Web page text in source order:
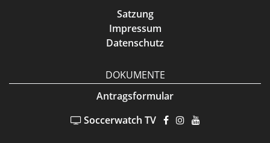
Satzung
Impressum
Datenschutz
DOKUMENTE
Antragsformular
Soccerwatch TV